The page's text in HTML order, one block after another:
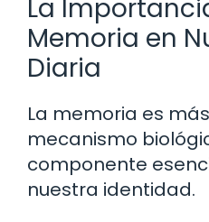
La
Memoria en
Diaria
La memoria es
mecanismo
componente
nuestra identidad.